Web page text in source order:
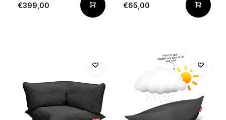
€399,00 €65,00